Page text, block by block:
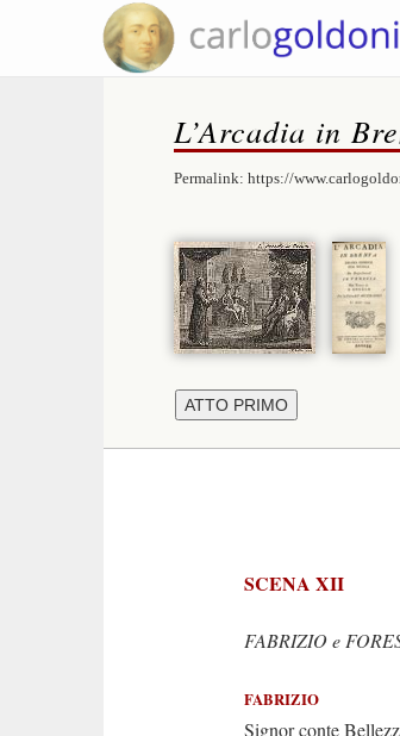
L’Arcadia in
Permalink: https://
SCENA XII
FABRIZIO e
FABRIZIO
Signor conte